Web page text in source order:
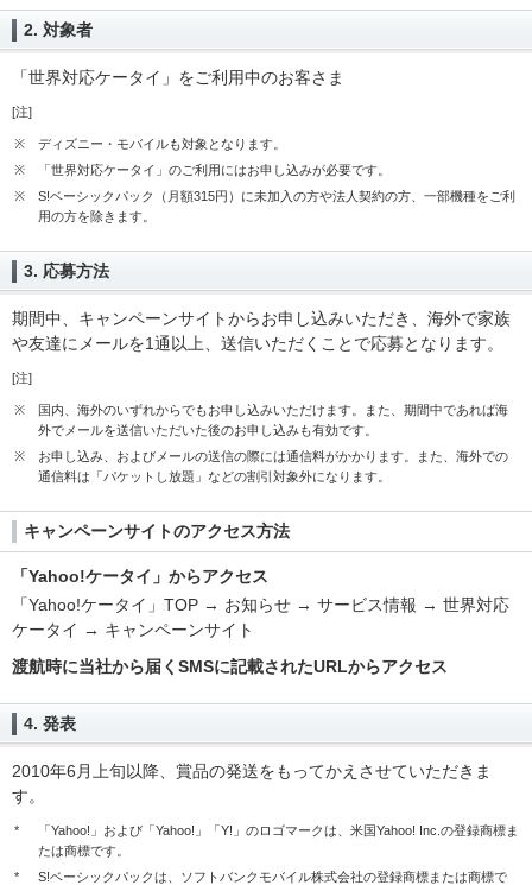
2. 対象者
「世界対応ケータイ」をご利用中のお客さま
[注]
※
ディズニー・モバイルも対象となります。
※
「世界対応ケータイ」のご利用にはお申し込みが必要です。
※
S!ベーシックパック（月額315円）に未加入の方や法人契約の方、一部機種をご利
用の方を除きます。
3. 応募方法
期間中、キャンペーンサイトからお申し込みいただき、海外で家族
や友達にメールを1通以上、送信いただくことで応募となります。
[注]
※
国内、海外のいずれからでもお申し込みいただけます。また、期間中であれば海
外でメールを送信いただいた後のお申し込みも有効です。
※
お申し込み、およびメールの送信の際には通信料がかかります。また、海外での
通信料は「パケットし放題」などの割引対象外になります。
キャンペーンサイトのアクセス方法
「Yahoo!ケータイ」からアクセス
「Yahoo!ケータイ」TOP → お知らせ → サービス情報 → 世界対応
ケータイ → キャンペーンサイト
渡航時に当社から届くSMSに記載されたURLからアクセス
4. 発表
2010年6月上旬以降、賞品の発送をもってかえさせていただきま
す。
*
「Yahoo!」および「Yahoo!」「Y!」のロゴマークは、米国Yahoo! Inc.の登録商標ま
たは商標です。
*
S!ベーシックパックは、ソフトバンクモバイル株式会社の登録商標または商標で